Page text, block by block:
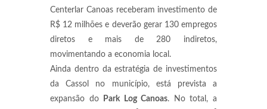
Centerlar Canoas receberam investimento de
R$ 12 milhões e deverão gerar 130 empregos
diretos e mais de 280 indiretos,
movimentando a economia local.
Ainda dentro da estratégia de investimentos
da Cassol no município, está prevista a
expansão do
Park Log Canoas. No total, a